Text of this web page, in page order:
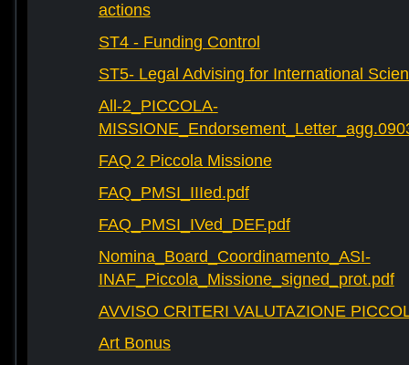
actions
ST4 - Funding Control
ST5- Legal Advising for International
All-2_PICCOLA-
FAQ 2 Piccola Missione
FAQ_PMSI_IIIed.pdf
FAQ_PMSI_IVed_DEF.pdf
Nomina_Board_Coordinamento_ASI-
INAF_Piccola_Missione_signed_prot.pdf
AVVISO CRITERI VALUTAZIONE
Art Bonus